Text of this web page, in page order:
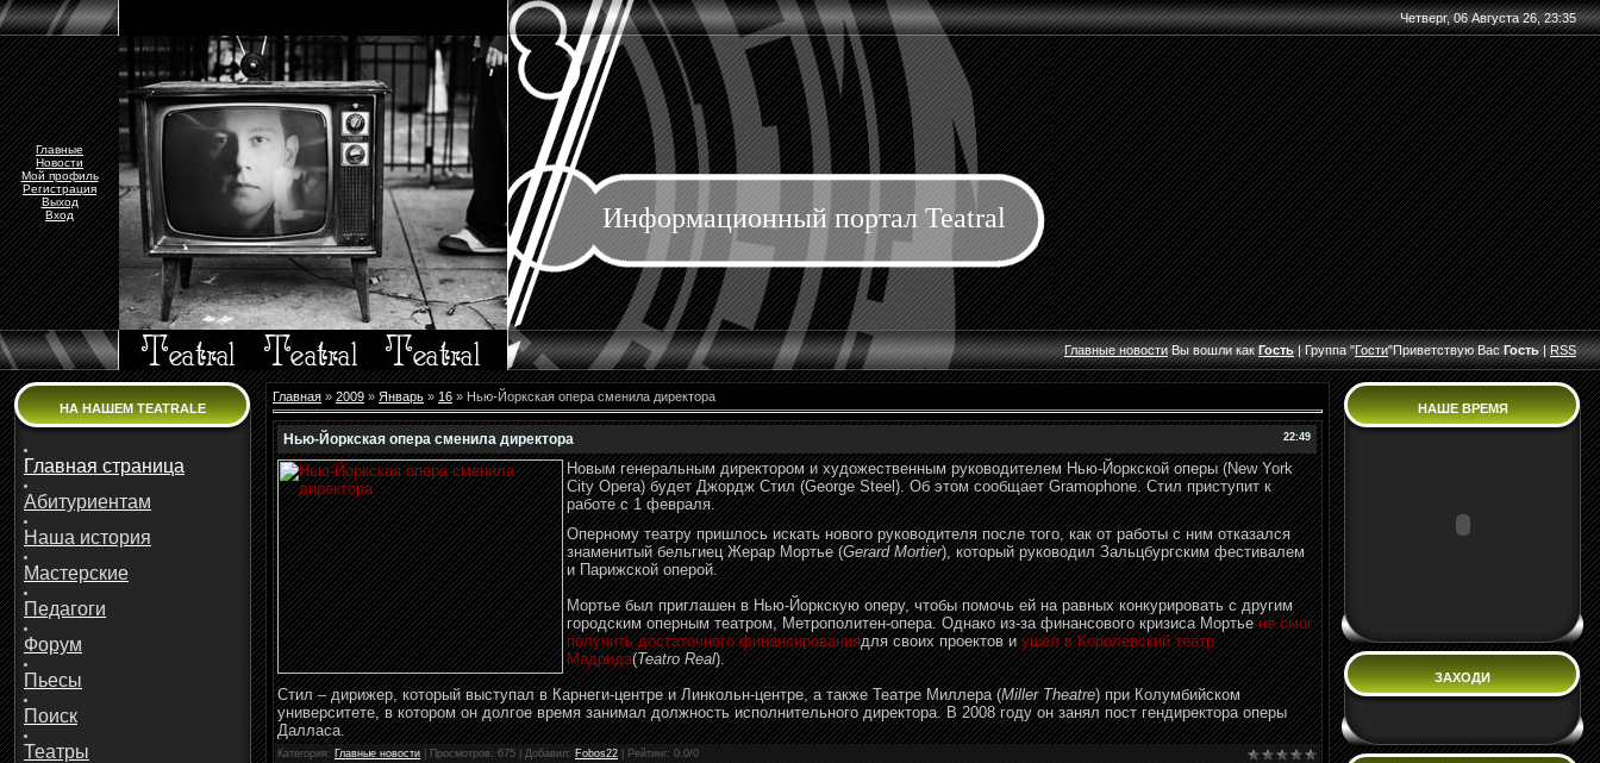
Четверг, 06 Августа 26, 23:35
Главные
Новости
Мой профиль
Регистрация
Выход
Вход
Информационный портал Teatral
ГлавныеновостиВы вошли как Гость|Группа"Гости"Приветствую Вас Гость |RSS
НА НАШЕМ TEATRALE
Главная страница
Абитуриентам
Наша история
Мастерские
Педагоги
Форум
Пьесы
Поиск
Театры
Главная » 2009 » Январь » 16 » Нью-Йоркская опера сменила директора
22:49
Нью-Йоркская опера сменила директора
Новым генеральным директором и художественным руководителем Нью-Йоркской оперы (New York
City Opera) будет Джордж Стил (George Steel). Об этом сообщает Gramophone. Стил приступит к
работе с 1 февраля.
Оперному театру пришлось искать нового руководителя после того, как от работы с ним отказался
знаменитый бельгиец Жерар Мортье (Gerard Mortier), который руководил Зальцбургским фестивалем
и Парижской оперой.
Мортье был приглашен в Нью-Йоркскую оперу, чтобы помочь ей на равных конкурировать с другим
городским оперным театром, Метрополитен-опера. Однако из-за финансового кризиса Мортьене смог
получить достаточного финансированиядля своих проектов иушел в Королевский театр
Мадрида(Teatro Real).
Стил – дирижер, который выступал в Карнеги-центре и Линкольн-центре, а также Театре Миллера (Miller Theatre) при Колумбийском
университете, в котором он долгое время занимал должность исполнительного директора. В 2008 году он занял пост гендиректора оперы
Далласа.
Категория : Главные новости Просмотров: 675 | Добавил: Fobos22 Рейтинг: 0.0/0
НАШЕ ВРЕМЯ
ЗАХОДИ